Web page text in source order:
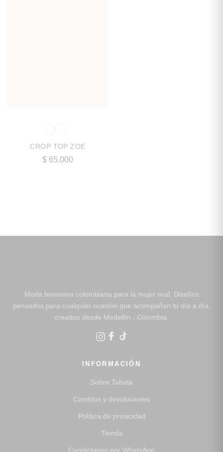
CROP TOP ZOE
$ 65.000
Moda femenina colombiana para la mujer real. Diseños
pensados para cualquier ocasión que acompañan tu día a día,
creados desde Medellín - Colombia.
INFORMACIÓN
Sobre Tabata
Cambios y devoluciones
Política de privacidad
Tienda
Contáctanos por WhatsApp